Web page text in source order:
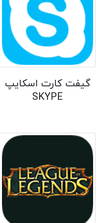
گیفت کارت اسکایپ
SKYPE